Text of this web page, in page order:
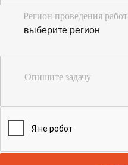
Регион проведения работ
Опишите задачу